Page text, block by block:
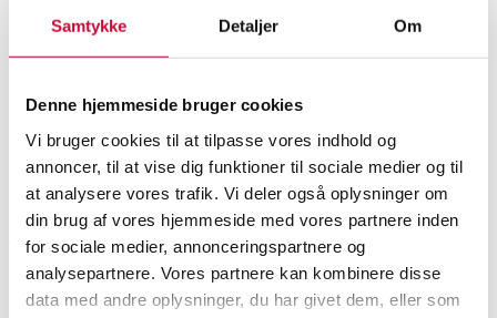
Samtykke Detaljer Om
Denne hjemmeside bruger cookies
Vi bruger cookies til at tilpasse vores indhold og
annoncer, til at vise dig funktioner til sociale medier og til
at analysere vores trafik. Vi deler også oplysninger om
din brug af vores hjemmeside med vores partnere inden
for sociale medier, annonceringspartnere og
analysepartnere. Vores partnere kan kombinere disse
data med andre oplysninger, du har givet dem, eller som
Stole
Denne auktion er annulleret
SHOWROOMVURDERING
3.200
VARENUMMER
Beskrivelse